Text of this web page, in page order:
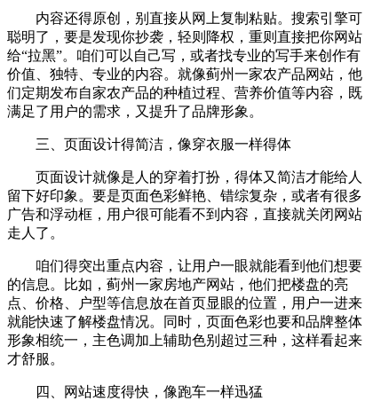
内容还得原创，别直接从网上复制粘贴。搜索引擎可
聪明了，要是发现你抄袭，轻则降权，重则直接把你网站
给“拉黑”。咱们可以自己写，或者找专业的写手来创作有
价值、独特、专业的内容。就像蓟州一家农产品网站，他
们定期发布自家农产品的种植过程、营养价值等内容，既
满足了用户的需求，又提升了品牌形象。
三、页面设计得简洁，像穿衣服一样得体
页面设计就像是人的穿着打扮，得体又简洁才能给人
留下好印象。要是页面色彩鲜艳、错综复杂，或者有很多
广告和浮动框，用户很可能看不到内容，直接就关闭网站
走人了。
咱们得突出重点内容，让用户一眼就能看到他们想要
的信息。比如，蓟州一家房地产网站，他们把楼盘的亮
点、价格、户型等信息放在首页显眼的位置，用户一进来
就能快速了解楼盘情况。同时，页面色彩也要和品牌整体
形象相统一，主色调加上辅助色别超过三种，这样看起来
才舒服。
四、网站速度得快，像跑车一样迅猛